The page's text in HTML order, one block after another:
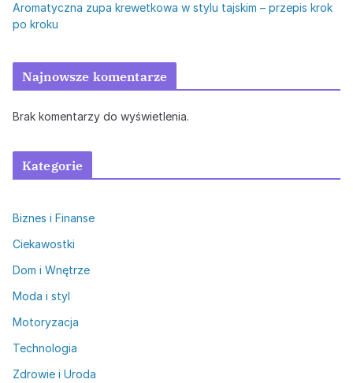
Aromatyczna zupa krewetkowa w stylu tajskim – przepis krok
po kroku
Najnowsze komentarze
Brak komentarzy do wyświetlenia.
Kategorie
Biznes i Finanse
Ciekawostki
Dom i Wnętrze
Moda i styl
Motoryzacja
Technologia
Zdrowie i Uroda